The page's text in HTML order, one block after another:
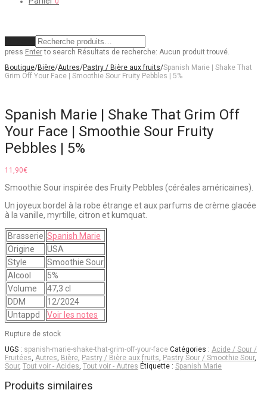
press Enterto search Résultats de recherche: Aucun produit trouvé.
Boutique/Bière/Autres/Pastry / Bière aux fruits/Spanish Marie | Shake That
Grim Off Your Face | Smoothie Sour Fruity Pebbles | 5%
Spanish Marie | Shake That Grim Off
Your Face | Smoothie Sour Fruity
Pebbles | 5%
11,90€
Smoothie Sour inspirée des Fruity Pebbles (céréales américaines).
Un joyeux bordel à la robe étrange et aux parfums de crème glacée
à la vanille, myrtille, citron et kumquat.
Brasserie Spanish Marie
Origine
USA
Style
Smoothie Sour
Alcool
5%
Volume
47,3 cl
DDM
12/2024
Untappd
Voir les notes
Rupture de stock
UGS : spanish-marie-shake-that-grim-off-your-face Catégories : Acide / Sour /
Fruitées, Autres, Bière, Pastry / Bière aux fruits, Pastry Sour / Smoothie Sour,
Sour, Tout voir - Acides, Tout voir - Autres Étiquette : Spanish Marie
Produits similaires